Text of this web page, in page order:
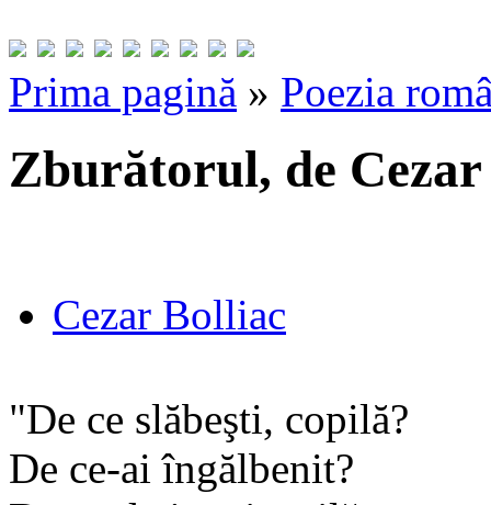
Prima pagină » Poezia
Zburătorul, de
Cezar Bolliac
"De ce slăbeşti, copilă?
De ce-ai îngălbenit?